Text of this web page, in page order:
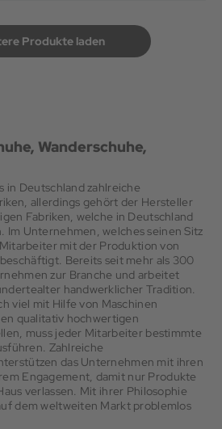
Produkte laden
Wanderschuhe,
in Deutschland zahlreiche
allerdings gehört der Hersteller
Fabriken, welche in Deutschland
Im Unternehmen, welches seinen Sitz
mit der Produktion von
Bereits seit mehr als 300
zur Branche und arbeitet
handwerklicher Tradition.
viel mit Hilfe von Maschinen
qualitativ hochwertigen
muss jeder Mitarbeiter bestimmte
Zahlreiche
das Unternehmen mit ihren
Engagement, damit nur Produkte
verlassen. Mit ihrer Philosophie
dem weltweiten Markt problemlos